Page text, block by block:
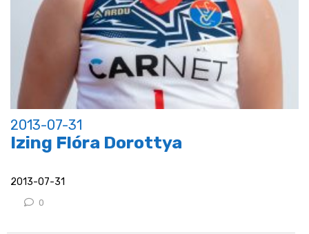
2013-07-31
Izing Flóra Dorottya
2013-07-31
0